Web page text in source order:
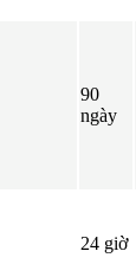
90
ngày
24 giờ